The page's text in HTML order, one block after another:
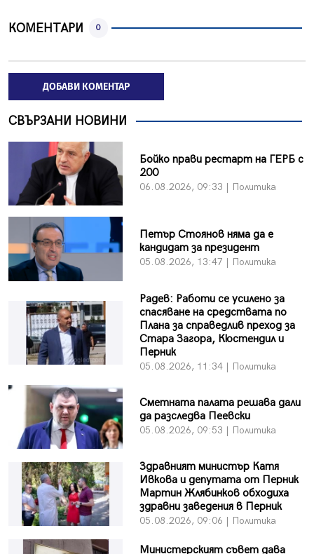
КОМЕНТАРИ 0
ДОБАВИ КОМЕНТАР
СВЪРЗАНИ НОВИНИ
Бойко прави рестарт на ГЕРБ с
200
06.08.2026, 09:33 | Политика
Петър Стоянов няма да е
кандидат за президент
05.08.2026, 13:47 | Политика
Радев: Работи се усилено за
спасяване на средствата по
Плана за справедлив преход за
Стара Загора, Кюстендил и
Перник
05.08.2026, 11:34 | Политика
Сметната палата решава дали
да разследва Пеевски
05.08.2026, 09:53 | Политика
Здравният министър Катя
Ивкова и депутата от Перник
Мартин Жлябинков обходиха
здравни заведения в Перник
05.08.2026, 09:06 | Политика
Министерският съвет дава